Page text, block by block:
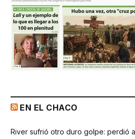
EN EL CHACO
River sufrió otro duro golpe: perdió